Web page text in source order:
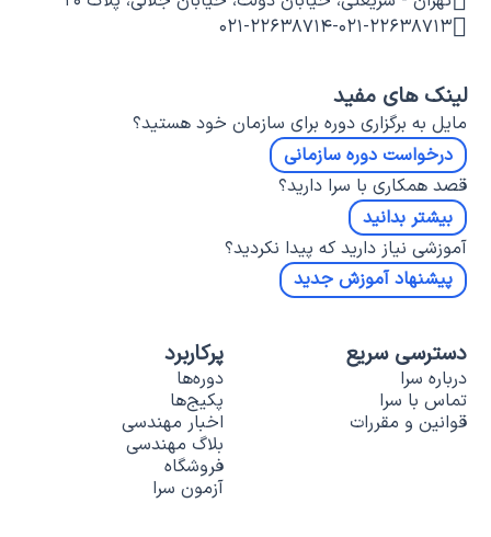
۰۲۱-۲۲۶۳۸۷۱۳-۰۲۱-۲۲۶۳۸۷۱۴
لینک های مفید
مایل به برگزاری دوره برای سازمان خود هستید؟
درخواست دوره سازمانی
قصد همکاری با سرا دارید؟
بیشتر بدانید
آموزشی نیاز دارید که پیدا نکردید؟
پیشنهاد آموزش جدید
دسترسی سریع
درباره سرا
تماس با سرا
قوانین و مقررات
پرکاربرد
دوره‌ها
پکیج‌ها
اخبار مهندسی
بلاگ مهندسی
فروشگاه
آزمون سرا